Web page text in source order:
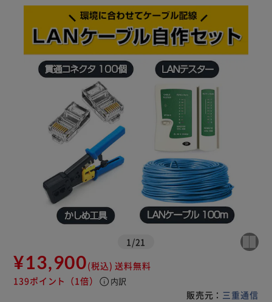
1 /21
¥13,900(税込) 送料無料
139ポイント （1倍） info 内訳
販売元： 三重通信